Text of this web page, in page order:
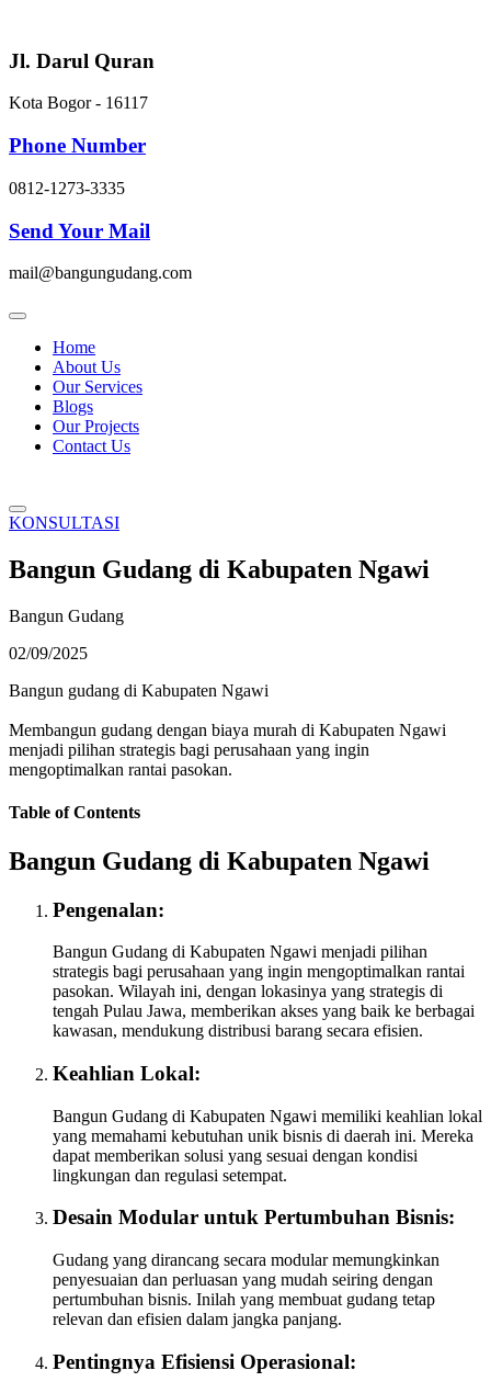
content
Jl. Darul Quran
Kota Bogor - 16117
Phone Number
0812-1273-3335
Send Your Mail
mail@bangungudang.com
Home
About Us
Our Services
Blogs
Our Projects
Contact Us
KONSULTASI
Bangun Gudang di Kabupaten Ngawi
Bangun Gudang
02/09/2025
Bangun gudang di Kabupaten Ngawi
Membangun gudang dengan biaya murah di Kabupaten Ngawi
menjadi pilihan strategis bagi perusahaan yang ingin
mengoptimalkan rantai pasokan.
Table of Contents
Bangun Gudang di Kabupaten Ngawi
Pengenalan:
Bangun Gudang di Kabupaten Ngawi menjadi pilihan
strategis bagi perusahaan yang ingin mengoptimalkan rantai
pasokan. Wilayah ini, dengan lokasinya yang strategis di
tengah Pulau Jawa, memberikan akses yang baik ke berbagai
kawasan, mendukung distribusi barang secara efisien.
Keahlian Lokal:
Bangun Gudang di Kabupaten Ngawi memiliki keahlian lokal
yang memahami kebutuhan unik bisnis di daerah ini. Mereka
dapat memberikan solusi yang sesuai dengan kondisi
lingkungan dan regulasi setempat.
Desain Modular untuk Pertumbuhan Bisnis:
Gudang yang dirancang secara modular memungkinkan
penyesuaian dan perluasan yang mudah seiring dengan
pertumbuhan bisnis. Inilah yang membuat gudang tetap
relevan dan efisien dalam jangka panjang.
Pentingnya Efisiensi Operasional: